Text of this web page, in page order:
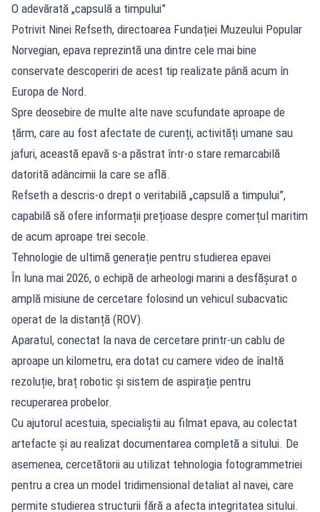
O adevărată „capsulă a timpului”
Potrivit Ninei Refseth, directoarea Fundației Muzeului Popular
Norvegian, epava reprezintă una dintre cele mai bine
conservate descoperiri de acest tip realizate până acum în
Europa de Nord.
Spre deosebire de multe alte nave scufundate aproape de
țărm, care au fost afectate de curenți, activități umane sau
jafuri, această epavă s-a păstrat într-o stare remarcabilă
datorită adâncimii la care se află.
Refseth a descris-o drept o veritabilă „capsulă a timpului”,
capabilă să ofere informații prețioase despre comerțul maritim
de acum aproape trei secole.
Tehnologie de ultimă generație pentru studierea epavei
În luna mai 2026, o echipă de arheologi marini a desfășurat o
amplă misiune de cercetare folosind un vehicul subacvatic
operat de la distanță (ROV).
Aparatul, conectat la nava de cercetare printr-un cablu de
aproape un kilometru, era dotat cu camere video de înaltă
rezoluție, braț robotic și sistem de aspirație pentru
recuperarea probelor.
Cu ajutorul acestuia, specialiștii au filmat epava, au colectat
artefacte și au realizat documentarea completă a sitului. De
asemenea, cercetătorii au utilizat tehnologia fotogrammetriei
pentru a crea un model tridimensional detaliat al navei, care
permite studierea structurii fără a afecta integritatea sitului.